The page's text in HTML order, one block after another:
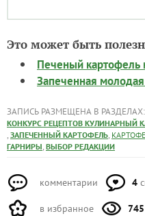
Это может быть
Печеный картофель
Запеченная
ЗАПИСЬ РАЗМЕЩЕНА В РАЗДЕЛАХ:
КОНКУРС РЕЦЕПТОВ КУЛИНАРНЫЙ
, ЗАПЕЧЕННЫЙ КАРТОФЕЛЬ,
ГАРНИРЫ, ВЫБОР РЕДАКЦИИ
комментарии 4
в избранное 745